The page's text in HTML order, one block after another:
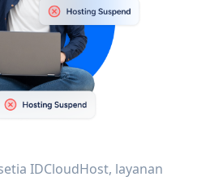
IDCloudHost, layanan